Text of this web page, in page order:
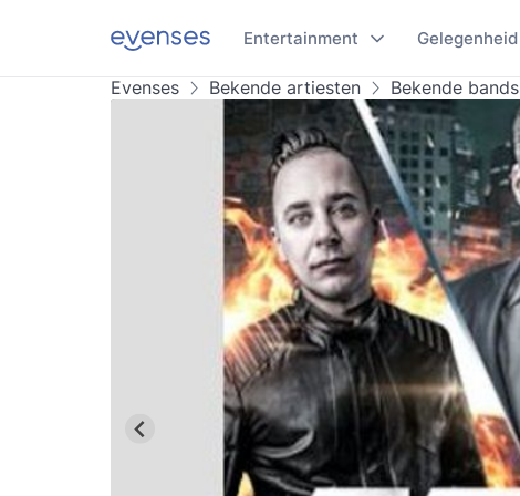
Entertainment Gelegenheid
Evenses Bekende artiesten Bekende bands